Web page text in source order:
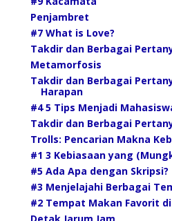
Penjambret
#7 What is Love?
Takdir dan Berbagai
Metamorfosis
Takdir dan Berbagai
Harapan
#4 5 Tips Menjadi
Takdir dan Berbagai
Trolls: Pencarian Makna
#1 3 Kebiasaan yang
#5 Ada Apa dengan Skripsi?
#3 Menjelajahi Berbagai
#2 Tempat Makan Favorit